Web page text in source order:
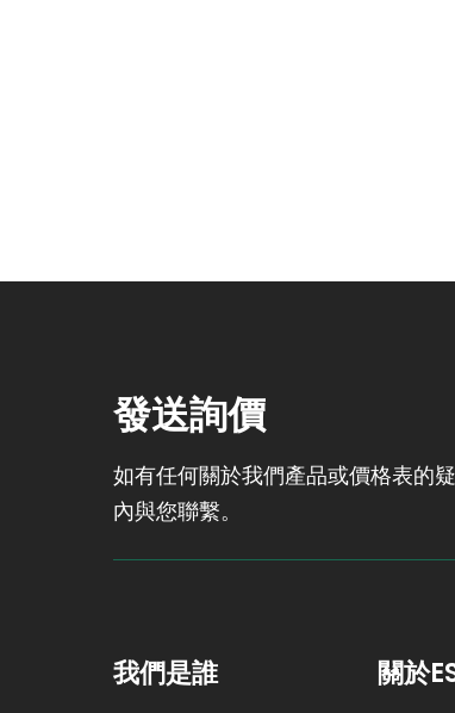
發送詢價
如有任何關於我們產品或價格表的
內與您聯繫。
我們是誰 關於